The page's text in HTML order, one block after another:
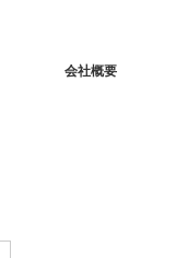
会社概要